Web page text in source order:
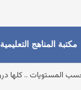
مكتبة المناهج التعليمية